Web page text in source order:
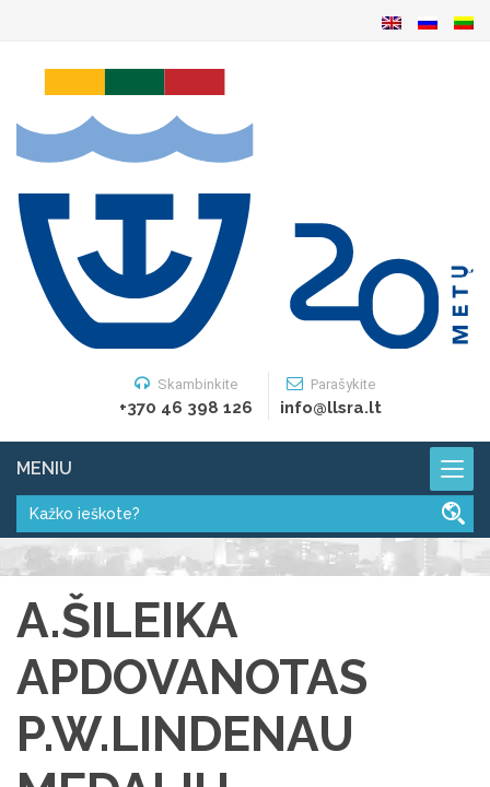
Skambinkite
+370 46 398 126
Parašykite
info@llsra.lt
MENIU
A.ŠILEIKA
APDOVANOTAS
P.W.LINDENAU